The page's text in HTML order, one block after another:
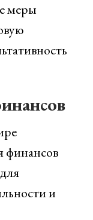
меры
финансов
и